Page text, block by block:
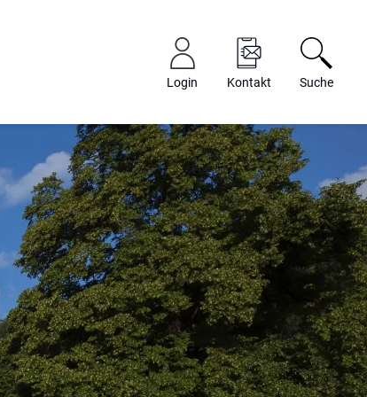
Login Kontakt Suche